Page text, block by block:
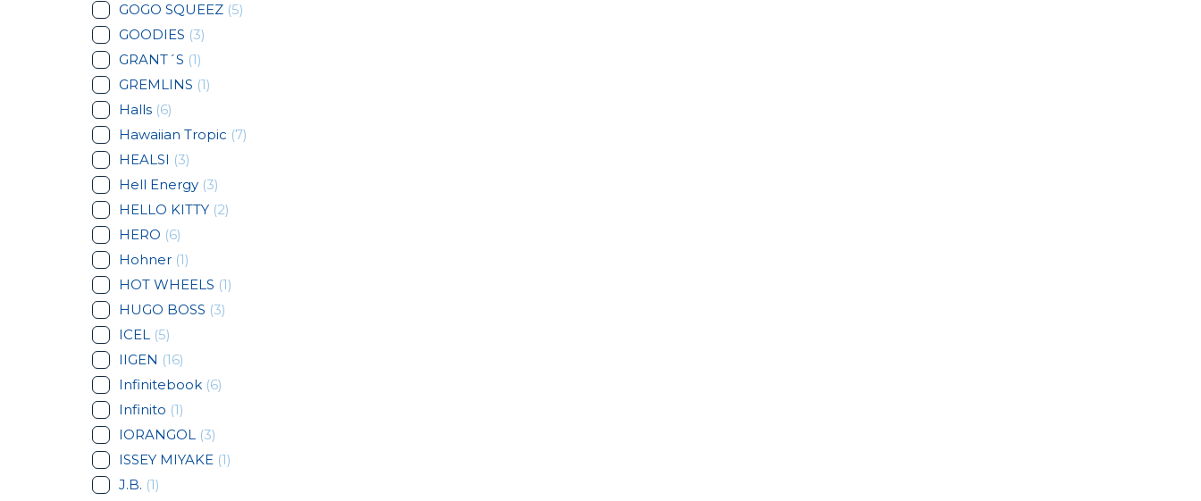
GOGO SQUEEZ (5)
GOODIES (3)
GRANT´S (1)
GREMLINS (1)
Halls (6)
Hawaiian Tropic (7)
HEALSI (3)
Hell Energy (3)
HELLO KITTY (2)
HERO (6)
Hohner (1)
HOT WHEELS (1)
HUGO BOSS (3)
ICEL (5)
IIGEN (16)
Infinitebook (6)
Infinito (1)
IORANGOL (3)
ISSEY MIYAKE (1)
J.B. (1)